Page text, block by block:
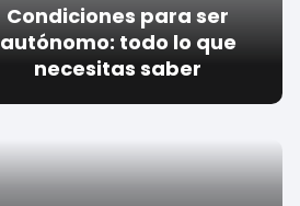
Condiciones para ser
autónomo: todo lo que
necesitas saber